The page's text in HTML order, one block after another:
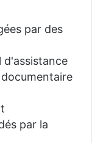
par des
d'assistance
par la